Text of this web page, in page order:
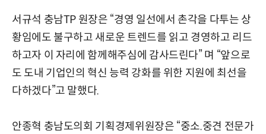
서규석 충남TP 원장은 “경영 일선에서 촌각을 다투는 상
황임에도 불구하고 새로운 트렌드를 읽고 경영하고 리드
하고자 이 자리에 함께해주심에 감사드린다” 며 “앞으로
도 도내 기업인의 혁신 능력 강화를 위한 지원에 최선을
다하겠다”고 말했다.
안종혁 충남도의회 기획경제위원장은 “중소.중견 전문가